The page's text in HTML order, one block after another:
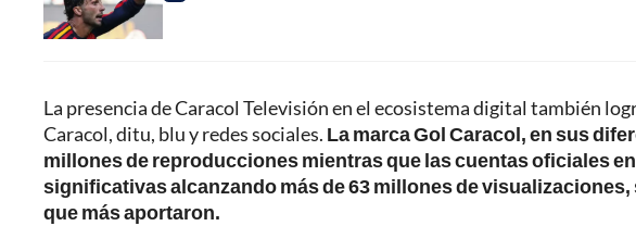
La presencia de Caracol Televisión en el ecosistema digital también
Caracol, ditu, blu y redes sociales. La marca Gol Caracol, en sus
millones de reproducciones mientras que las cuentas oficiales
significativas alcanzando más de 63 millones de
que más aportaron.